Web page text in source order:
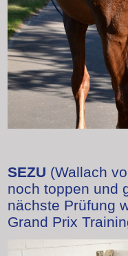
SEZU (Wallach
noch toppen und
nächste Prüfung
Grand Prix